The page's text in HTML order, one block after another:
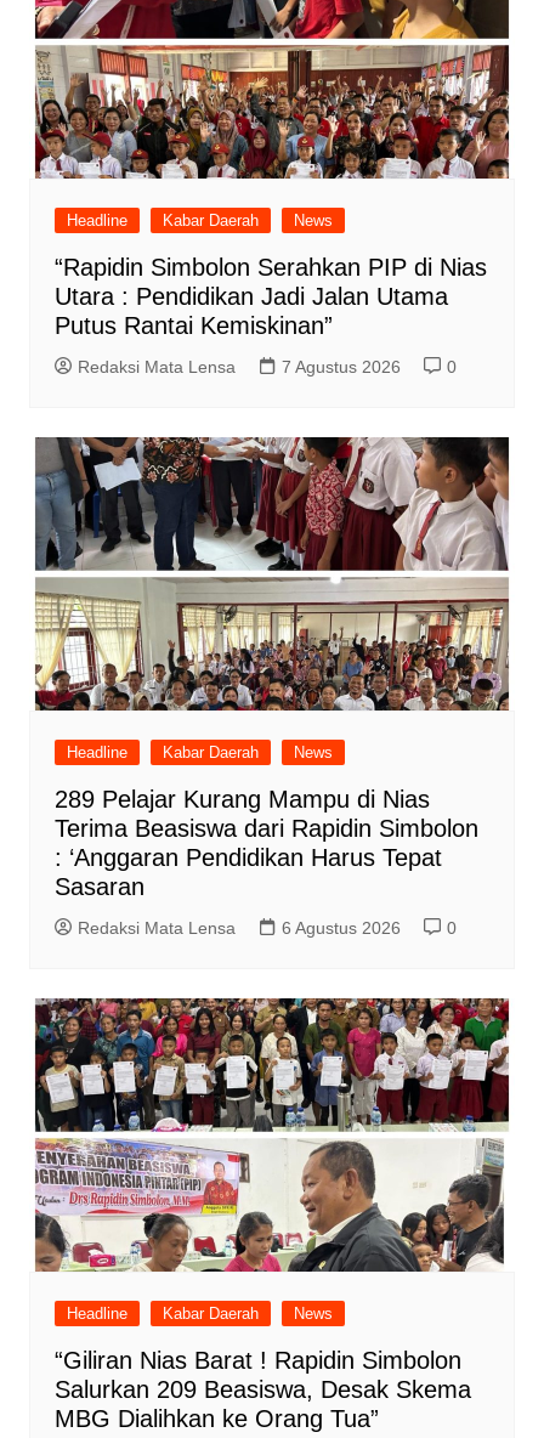
Headline Kabar Daerah News
“Rapidin Simbolon Serahkan PIP di Nias
Utara : Pendidikan Jadi Jalan Utama
Putus Rantai Kemiskinan”
Redaksi Mata Lensa 7 Agustus 2026 0
Headline Kabar Daerah News
289 Pelajar Kurang Mampu di Nias
Terima Beasiswa dari Rapidin Simbolon
: ‘Anggaran Pendidikan Harus Tepat
Sasaran
Redaksi Mata Lensa 6 Agustus 2026 0
Headline Kabar Daerah News
“Giliran Nias Barat ! Rapidin Simbolon
Salurkan 209 Beasiswa, Desak Skema
MBG Dialihkan ke Orang Tua”